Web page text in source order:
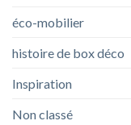
éco-mobilier
histoire de box déco
Inspiration
Non classé